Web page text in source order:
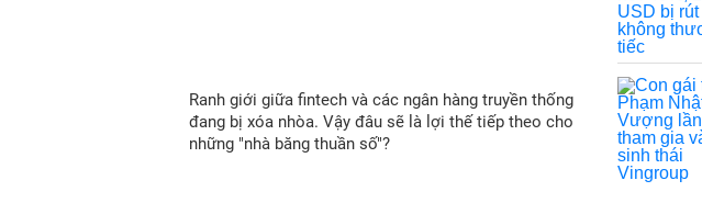
Ranh giới giữa fintech và các ngân hàng truyền thống
đang bị xóa nhòa. Vậy đâu sẽ là lợi thế tiếp theo cho
những "nhà băng thuần số"?